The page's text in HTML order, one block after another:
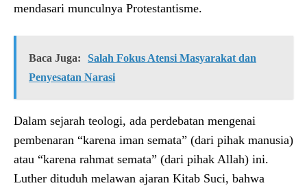
mendasari munculnya Protestantisme.
Baca Juga:
Salah Fokus Atensi Masyarakat dan
Penyesatan Narasi
Dalam sejarah teologi, ada perdebatan mengenai
pembenaran “karena iman semata” (dari pihak manusia)
atau “karena rahmat semata” (dari pihak Allah) ini.
Luther dituduh melawan ajaran Kitab Suci, bahwa